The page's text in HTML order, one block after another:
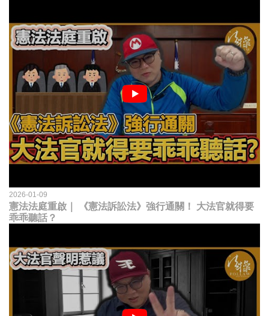
2026-01-09
憲法法庭重啟｜ 《憲法訴訟法》強行通關！ 大法官就得要
乖乖聽話？